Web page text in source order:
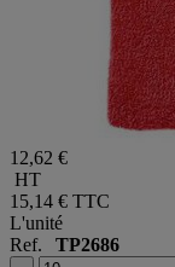
12,62 €
HT
15,14 € TTC
L'unité
Ref. TP2686